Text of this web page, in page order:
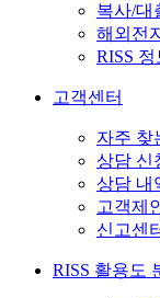
복사/대
해외전
RISS
고객센터
자주 찾
상담 신
상담 내
고객제
신고센
RISS 활용도